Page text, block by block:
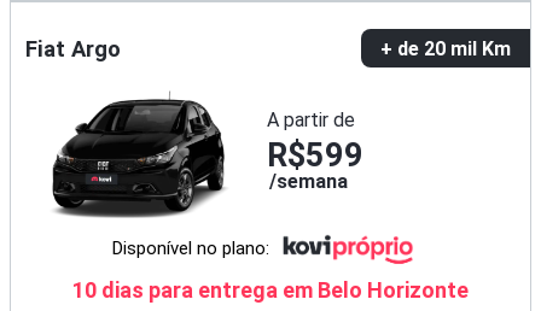
Fiat Argo + de 20 mil Km
A partir de
R$599
semana
Disponível no plano:
10 dias para entrega em Belo Horizonte